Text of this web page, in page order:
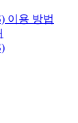
이용 방법